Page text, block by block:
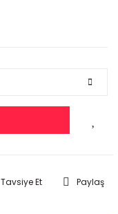
Tavsiye Et Paylaş